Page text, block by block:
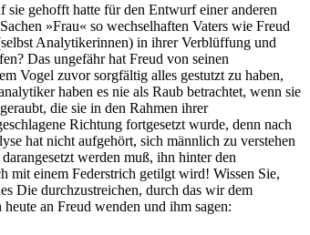
gehofft hatte für den Entwurf einer anderen
»Frau« so wechselhaften Vaters wie Freud
Analytikerinnen) in ihrer Verblüffung und
Das ungefähr hat Freud von seinen
Vogel zuvor sorgfältig alles gestutzt zu haben,
haben es nie als Raub betrachtet, wenn sie
die sie in den Rahmen ihrer
Richtung fortgesetzt wurde, denn nach
hat nicht aufgehört, sich männlich zu verstehen
werden muß, ihn hinter den
mit einem Federstrich getilgt wird! Wissen Sie,
Die durchzustreichen, durch das wir dem
an Freud wenden und ihm sagen: